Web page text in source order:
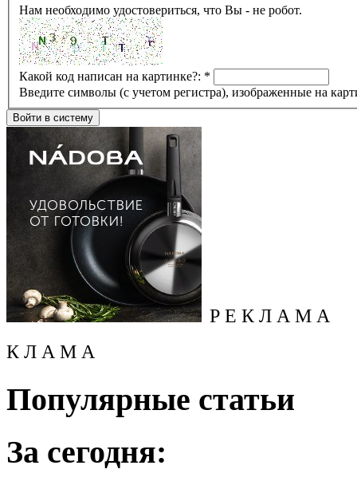
Нам необходимо удостовериться, что Вы - не робот.
Какой код написан на картинке?: *
Введите символы (с учетом регистра), изображенные на
Р Е К Л А М А
К Л А М А
Популярные статьи
За сегодня: